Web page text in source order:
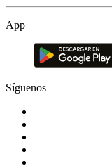
App
Síguenos